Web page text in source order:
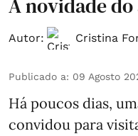
A novidade
Autor: Cristina
Publicado a: 09 Agosto
Há poucos dias,
convidou para